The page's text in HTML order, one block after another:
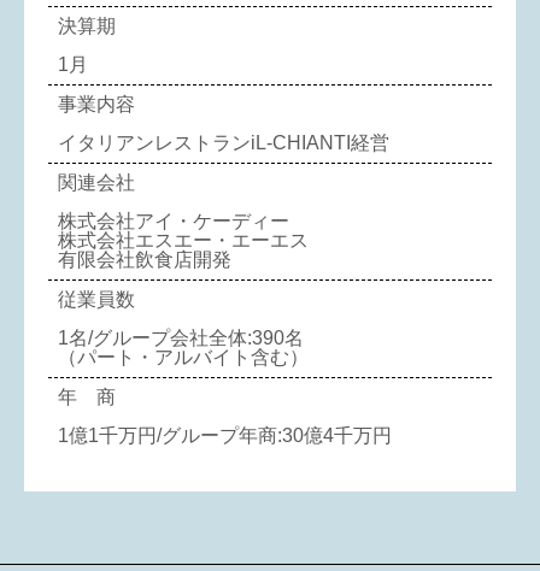
決算期
1月
事業内容
イタリアンレストランiL-CHIANTI経営
関連会社
株式会社アイ・ケーディー
株式会社エスエー・エーエス
有限会社飲食店開発
従業員数
1名/グループ会社全体:390名
（パート・アルバイト含む）
年 商
1億1千万円/グループ年商:30億4千万円